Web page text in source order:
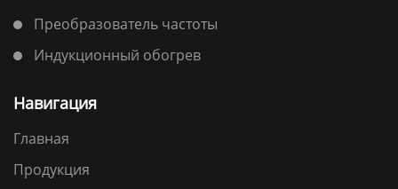
Преобразователь частоты
Индукционный обогрев
Навигация
Главная
Продукция